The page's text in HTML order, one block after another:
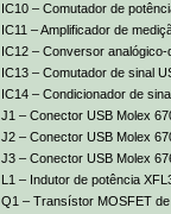
IC10 – Comutador de
IC11 – Amplificador de
IC12 – Conversor
IC13 – Comutador de sinal
IC14 – Condicionador de
J1 – Conector USB Molex
J2 – Conector USB Molex
J3 – Conector USB Molex
L1 – Indutor de potência
Q1 – Transístor MOSFET